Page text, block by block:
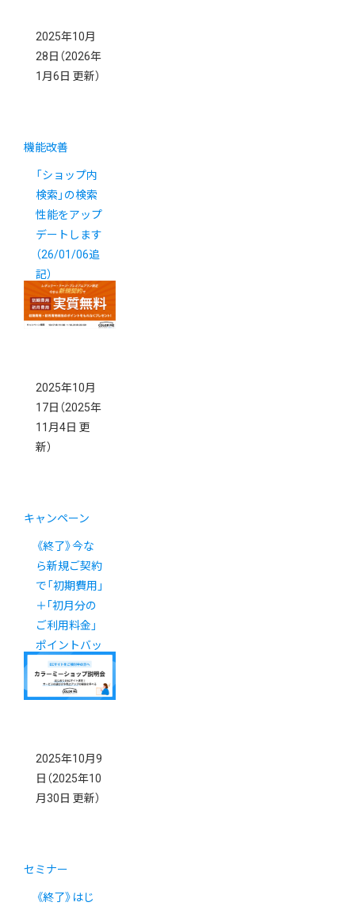
2025年10月
28日 （2026年
1月6日 更新）
機能改善
「ショップ内
検索」の検索
性能をアップ
デートします
（26/01/06追
記）
2025年10月
17日 （2025年
11月4日 更
新）
キャンペーン
《終了》今な
ら新規ご契約
で「初期費用｣
＋｢初月分の
ご利用料金」
ポイントバッ
ク！
2025年10月9
日 （2025年10
月30日 更新）
セミナー
《終了》はじ